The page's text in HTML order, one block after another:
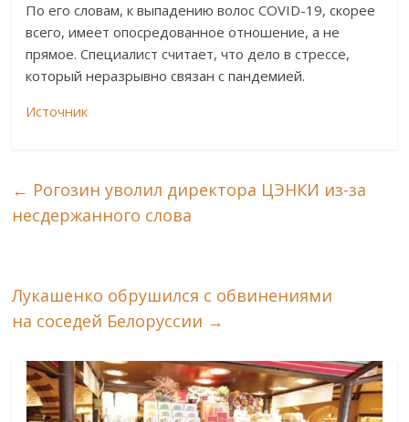
По его словам, к выпадению волос COVID-19, скорее
всего, имеет опосредованное отношение, а не
прямое. Специалист считает, что дело в стрессе,
который неразрывно связан с пандемией.
Источник
← Рогозин уволил директора ЦЭНКИ из-за
несдержанного слова
Лукашенко обрушился с обвинениями
на соседей Белоруссии →